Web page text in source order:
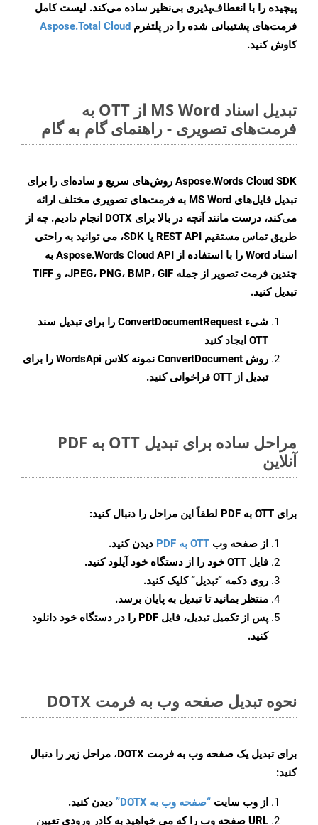
پیچیده را با انعطاف‌پذیری بی‌نظیر ساده می‌کند. لیست کامل
فرمت‌های پشتیبانی شده را در پلتفرم Aspose.Total Cloud
کاوش کنید.
تبدیل اسناد MS Word از OTT به
فرمت‌های تصویری - راهنمای گام به گام
Aspose.Words Cloud SDK روش‌های سریع و ساده‌ای را برای
تبدیل فایل‌های MS Word به فرمت‌های تصویری مختلف ارائه
می‌کند، درست مانند آنچه در بالا برای DOTX انجام دادیم. چه از
طریق تماس مستقیم REST API یا SDK، می توانید به راحتی
اسناد Word را با استفاده از Aspose.Words Cloud API به
چندین فرمت تصویر از جمله JPEG، PNG، BMP، GIF، و TIFF
تبدیل کنید.
شیء ConvertDocumentRequest را برای تبدیل سند
OTT ایجاد کنید
روش ConvertDocument
نمونه کلاس WordsApi را برای
تبدیل از OTT فراخوانی کنید.
مراحل ساده برای تبدیل OTT به PDF
آنلاین
برای OTT به PDF لطفاً این مراحل را دنبال کنید:
از صفحه وب OTT به PDF
دیدن کنید.
فایل OTT خود را از دستگاه خود آپلود کنید.
روی دکمه “تبدیل”کلیک کنید.
منتظر بمانید تا تبدیل به پایان برسد.
پس از تکمیل تبدیل، فایل PDF را در دستگاه خود دانلود
کنید.
نحوه تبدیل صفحه وب به فرمت DOTX
برای تبدیل یک صفحه وب به فرمت DOTX، مراحل زیر را دنبال
کنید:
از وب سایت “صفحه وب به DOTX”
دیدن کنید.
URL صفحه وب را که می خواهید به کادر ورودی تعیین